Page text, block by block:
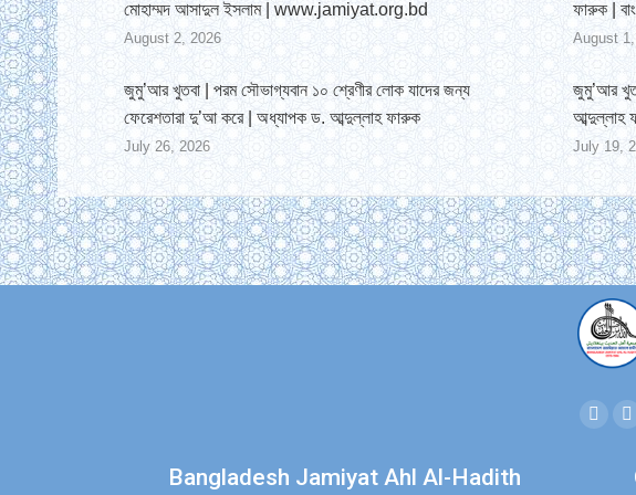
মোহাম্মদ আসাদুল ইসলাম | www.jamiyat.org.bd
August 2, 2026
ফারুক |
August
জুমু’আর খুতবা | পরম সৌভাগ্যবান ১০ শ্রেণীর লোক যাদের জন্য
ফেরেশতারা দু’আ করে | অধ্যাপক ড. আব্দুল্লাহ ফারুক
July 26, 2026
জুমু’আর
July 19,
Bangladesh Jamiyat Ahl Al-Hadith